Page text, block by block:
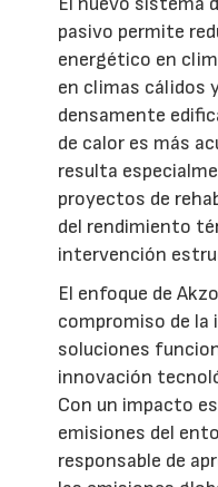
pasivo permite
energético en
en climas cálidos
densamente
de calor es más
resulta
proyectos de
del rendimiento
intervención
El enfoque de
compromiso de
soluciones
innovación
Con un impacto
emisiones del
responsable de